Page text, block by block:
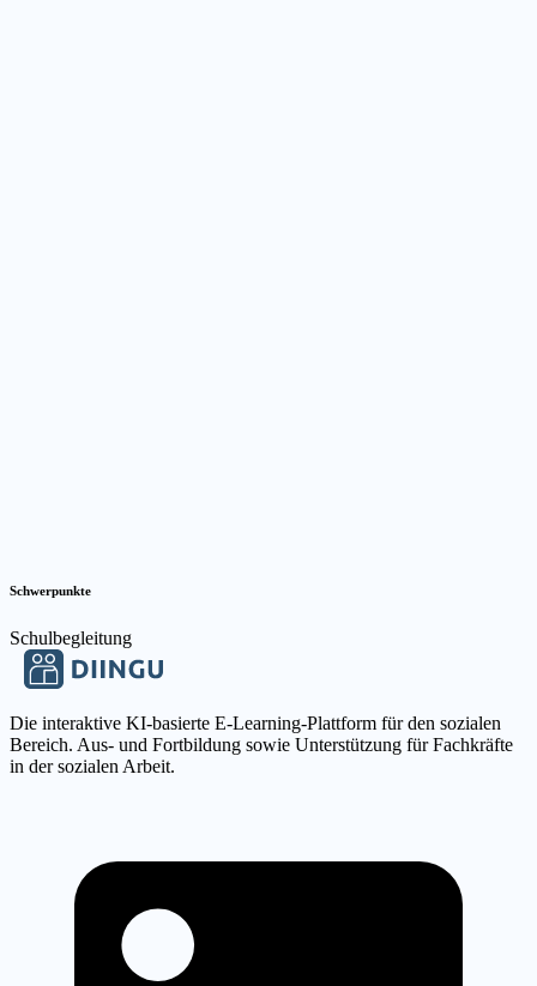
Schwerpunkte
Schulbegleitung
Die interaktive KI-basierte E-Learning-Plattform für den sozialen
Bereich. Aus- und Fortbildung sowie Unterstützung für Fachkräfte
in der sozialen Arbeit.